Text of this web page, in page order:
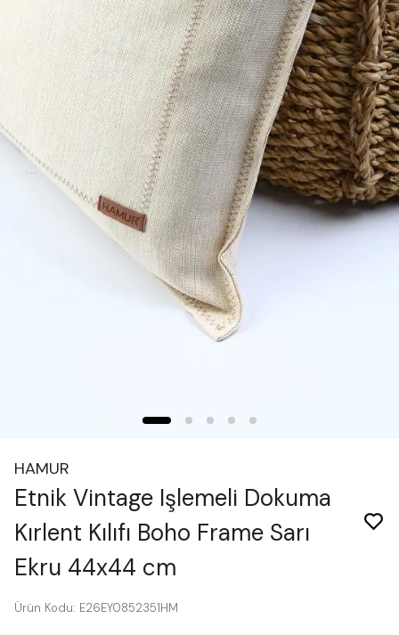
HAMUR
Etnik Vintage Işlemeli Dokuma
Kırlent Kılıfı Boho Frame Sarı
Ekru 44x44 cm
Ürün Kodu: E26EY0852351HM